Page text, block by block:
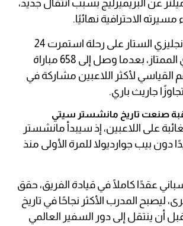
عن البريميرليج بسبب انتقال جديد،
الاحترافية نهائيًا.
وأسدل اللاعب الإنجليزي الستار على رحلة استمرت 24
موسمًا في الدوري الممتاز، بعدما وصل إلى 658 مباراة
القياسي لأكثر اللاعبين مشاركة في
جاريث باري.
حقبة صنعت تاريخ مانشستر سيتي
على اللاعبين، إذ سيبدأ مانشستر
بيب جوارديولا للمرة الأولى منذ
عقدًا كاملًا في قيادة الفريق، حقق
كبرى، ليصبح المدرب الأكثر نجاحًا في تاريخ
أن ينتقل إلى دور السفير العالمي